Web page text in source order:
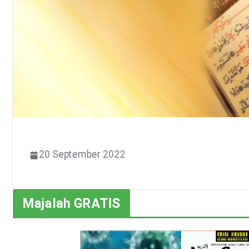
20 September 2022
Majalah GRATIS